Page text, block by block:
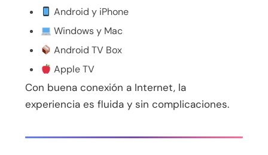
Android y iPhone
Windows y Mac
Android TV Box
Apple TV
Con buena conexión a Internet, la
experiencia es fluida y sin complicaciones.